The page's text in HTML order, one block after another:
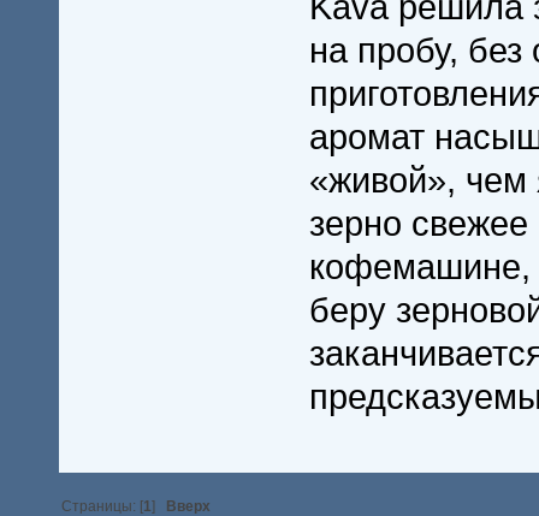
на пробу,
аромат
«живой», чем
зерно
кофемашине,
беру
Страницы: [1] Вверх